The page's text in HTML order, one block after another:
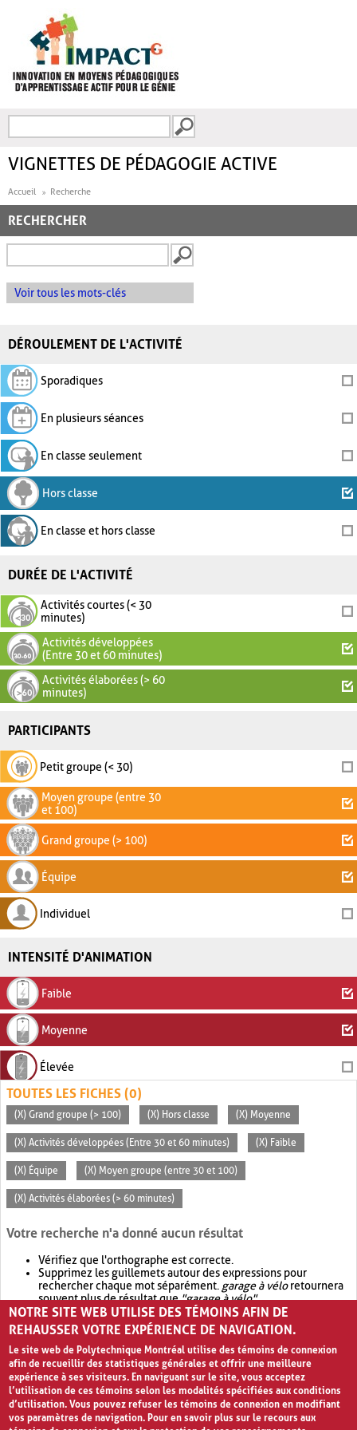
FORMULAIRE DE
VIGNETTES DE PÉDAGOGIE ACTIVE
Accueil Recherche
RECHERCHER
Voir tous les mots-clés
DÉROULEMENT DE L'ACTIVITÉ
Sporadiques
En plusieurs séances
En classe seulement
Hors classe
En classe et hors classe
DURÉE DE L'ACTIVITÉ
Activités courtes (< 30
minutes)
Activités développées
(Entre 30 et 60 minutes)
Activités élaborées (> 60
minutes)
PARTICIPANTS
Petit groupe (< 30)
Moyen groupe (entre 30
et 100)
Grand groupe (> 100)
Équipe
Individuel
INTENSITÉ D'ANIMATION
Faible
Moyenne
Élevée
TOUTES LES FICHES (0)
(X) Grand groupe (> 100) (X) Hors classe (X) Moyenne
(X) Activités développées (Entre 30 et 60 minutes) (X) Faible
(X) Équipe (X) Moyen groupe (entre 30 et 100)
(X) Activités élaborées (> 60 minutes)
Votre recherche n'a donné aucun résultat
Vérifiez que l'orthographe est correcte.
Supprimez les guillemets autour des expressions pour
rechercher chaque mot séparément. garage à véloretournera
souvent plus de résultat que"garage à vélo".
Envisagez d'élargir votre recherche avec OR.garage OR vélo
retournera souvent plus de résultat quegarage à vélo
NOTRE SITE WEB UTILISE DES TÉMOINS AFIN DE
REHAUSSER VOTRE EXPÉRIENCE DE NAVIGATION.
Le site web de Polytechnique Montréal utilise des témoins de connexion
afin de recueillir des statistiques générales et offrir une meilleure
expérience à ses visiteurs. En naviguant sur le site, vous acceptez
l’utilisation de ces témoins selon les modalités spécifiées aux conditions
d’utilisation. Vous pouvez refuser les témoins de connexion en modifiant
vos paramètres de navigation. Pour en savoir plus sur le recours aux